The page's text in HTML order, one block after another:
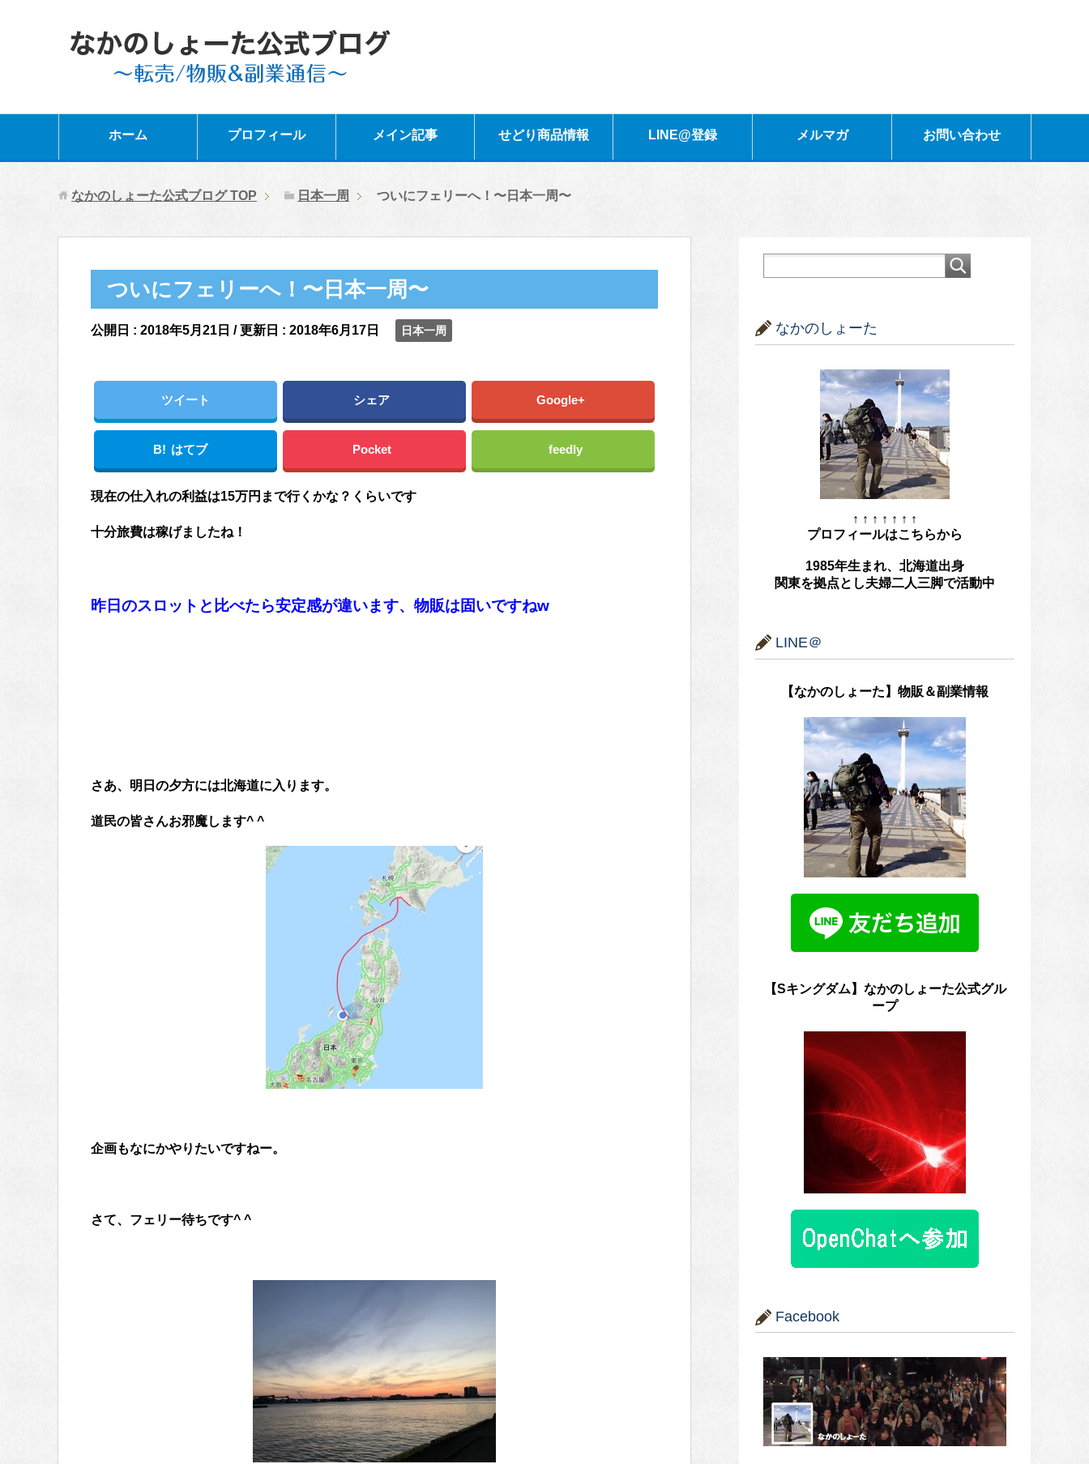
ホーム プロフィール メイン記事 せどり商品情報 LINE@登録 メルマガ お問い合わせ
なかのしょーた公式ブログTOP 日本一周 ついにフェリーへ！〜日本一周〜
ついにフェリーへ！〜日本一周〜
公開日 : 2018年5月21日 / 更新日 : 2018年6月17日 日本一周
ツイート シェア Google+
B! はてブ Pocket feedly
現在の仕入れの利益は15万円まで行くかな？くらいです
十分旅費は稼げましたね！
昨日のスロットと比べたら安定感が違います、物販は固いですねw
さあ、明日の夕方には北海道に入ります。
道民の皆さんお邪魔します^ ^
企画もなにかやりたいですねー。
さて、フェリー待ちです^ ^
なかのしょーた
↑ ↑ ↑ ↑ ↑ ↑ ↑
プロフィールはこちらから
1985年生まれ、北海道出身
関東を拠点とし夫婦二人三脚で活動中
LINE＠
【なかのしょーた】物販＆副業情報
【Sキングダム】なかのしょーた公式グル
ープ
Facebook